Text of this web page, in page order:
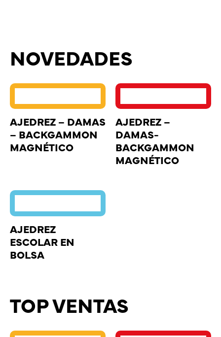
NOVEDADES
AJEDREZ – DAMAS
– BACKGAMMON
MAGNÉTICO
AJEDREZ –
DAMAS-
BACKGAMMON
MAGNÉTICO
AJEDREZ
ESCOLAR EN
BOLSA
TOP VENTAS